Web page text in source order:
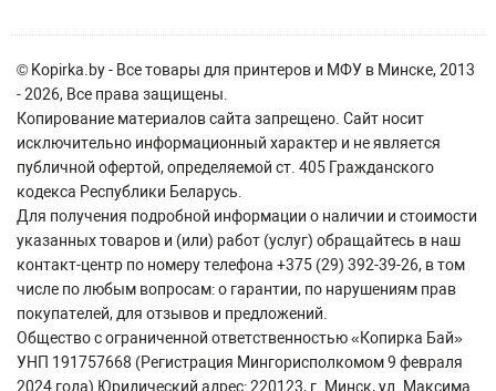
© Kopirka.by - Все товары для принтеров и МФУ в Минске, 2013
- 2026, Все права защищены.
Копирование материалов сайта запрещено. Сайт носит
исключительно информационный характер и не является
публичной офертой, определяемой ст. 405 Гражданского
кодекса Республики Беларусь.
Для получения подробной информации о наличии и стоимости
указанных товаров и (или) работ (услуг) обращайтесь в наш
контакт-центр по номеру телефона +375 (29) 392-39-26, в том
числе по любым вопросам: о гарантии, по нарушениям прав
покупателей, для отзывов и предложений.
Общество с ограниченной ответственностью «Копирка Бай»
УНП 191757668 (Регистрация Мингорисполкомом 9 февраля
2024 года) Юридический адрес: 220123, г. Минск, ул. Максима